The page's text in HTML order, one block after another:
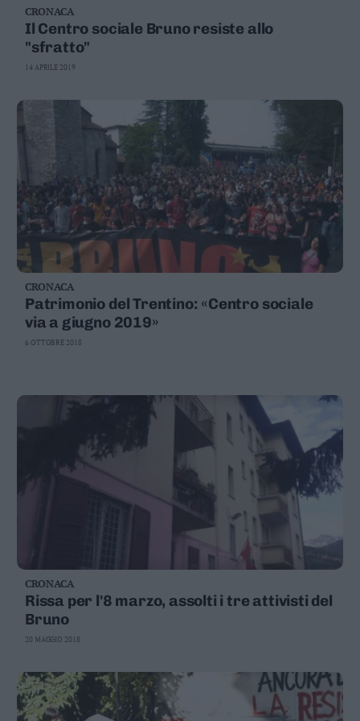
Business
Wire
Territori
Trento
Basso
Sarca
–
Ledro
Lavis
Rotaliana
Valle
Sole
Rendena
Alto
Dolomiti
CRONACA
Il Centro sociale Bruno resiste allo
"sfratto"
14 APRILE 2019
CRONACA
Patrimonio del Trentino: «Centro sociale
via a giugno 2019»
6 OTTOBRE 2018
CRONACA
Rissa per l'8 marzo, assolti i tre attivisti del
Bruno
20 MAGGIO 2018